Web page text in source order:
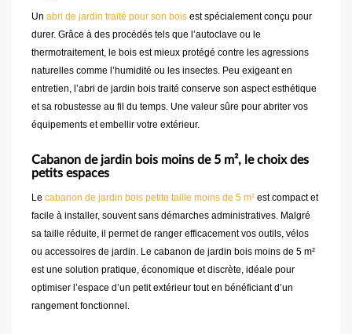
Un abri de jardin traité pour son bois est spécialement conçu pour
durer. Grâce à des procédés tels que l’autoclave ou le
thermotraitement, le bois est mieux protégé contre les agressions
naturelles comme l’humidité ou les insectes. Peu exigeant en
entretien, l’abri de jardin bois traité conserve son aspect esthétique
et sa robustesse au fil du temps. Une valeur sûre pour abriter vos
équipements et embellir votre extérieur.
Cabanon de jardin bois moins de 5 m², le choix des
petits espaces
Le cabanon de jardin bois petite taille moins de 5 m² est compact et
facile à installer, souvent sans démarches administratives. Malgré
sa taille réduite, il permet de ranger efficacement vos outils, vélos
ou accessoires de jardin. Le cabanon de jardin bois moins de 5 m²
est une solution pratique, économique et discrète, idéale pour
optimiser l’espace d’un petit extérieur tout en bénéficiant d’un
rangement fonctionnel.